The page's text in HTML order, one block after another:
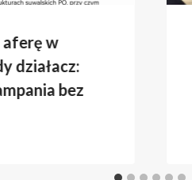
aferę w
działacz:
bez